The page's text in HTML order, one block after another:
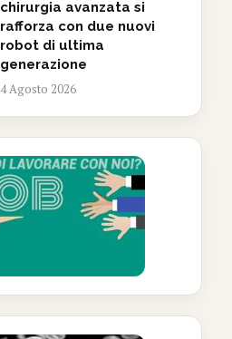
chirurgia avanzata si
rafforza con due nuovi
robot di ultima
generazione
4 Agosto 2026